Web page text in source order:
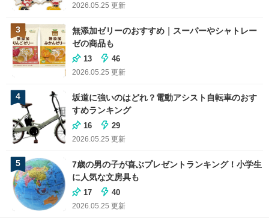
2026.05.25 更新
3
無添加ゼリーのおすすめ｜スーパーやシャトレー
ゼの商品も
13 46
2026.05.25 更新
4
坂道に強いのはどれ？電動アシスト自転車のおす
すめランキング
16 29
2026.05.25 更新
5
7歳の男の子が喜ぶプレゼントランキング！小学生
に人気な文房具も
17 40
2026.05.25 更新